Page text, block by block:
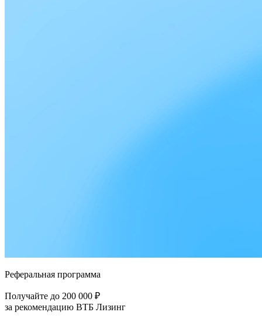
Реферальная программа
Получайте до 200 000 ₽
за рекомендацию ВТБ Лизинг